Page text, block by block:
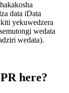
data iData
yekuwedzera
wedata
wedata).
here?